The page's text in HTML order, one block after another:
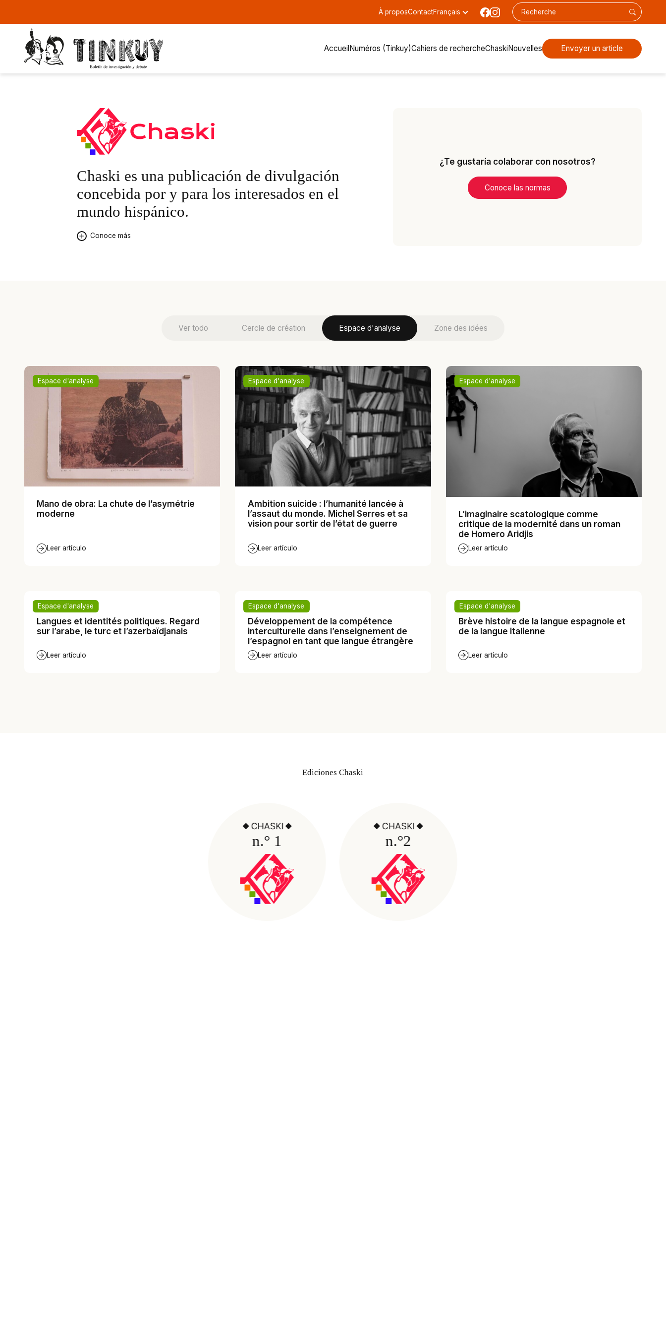
À proposContactFrançais
AccueilNuméros (Tinkuy)Cahiers de rechercheChaskiNouvelles Envoyer un article
Chaski es una publicación de divulgación
concebida por y para los interesados en el
mundo hispánico.
Conoce más
¿Te gustaría colaborar con nosotros?
Conoce las normas
Ver todo Cercle de création Espace d'analyse Zone des idées
Espace d'analyse
Mano de obra: La chute de l’asymétrie
moderne
Leer artículo
Espace d'analyse
Ambition suicide : l’humanité lancée à
l’assaut du monde. Michel Serres et sa
vision pour sortir de l’état de guerre
Leer artículo
Espace d'analyse
L’imaginaire scatologique comme
critique de la modernité dans un roman
de Homero Aridjis
Leer artículo
Espace d'analyse
Langues et identités politiques. Regard
sur l’arabe, le turc et l’azerbaïdjanais
Leer artículo
Espace d'analyse
Développement de la compétence
interculturelle dans l’enseignement de
l’espagnol en tant que langue étrangère
Leer artículo
Espace d'analyse
Brève histoire de la langue espagnole et
de la langue italienne
Leer artículo
Ediciones Chaski
n.° 1 n.°2